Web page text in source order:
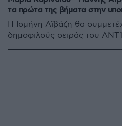
τα πρώτα της βήματα στην
Η Ισμήνη Αϊβάζη θα
δημοφιλούς σειράς του